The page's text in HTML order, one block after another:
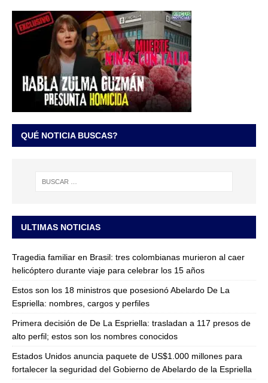
QUÉ NOTICIA BUSCAS?
ULTIMAS NOTICIAS
Tragedia familiar en Brasil: tres colombianas murieron al caer
helicóptero durante viaje para celebrar los 15 años
Estos son los 18 ministros que posesionó Abelardo De La
Espriella: nombres, cargos y perfiles
Primera decisión de De La Espriella: trasladan a 117 presos de
alto perfil; estos son los nombres conocidos
Estados Unidos anuncia paquete de US$1.000 millones para
fortalecer la seguridad del Gobierno de Abelardo de la Espriella